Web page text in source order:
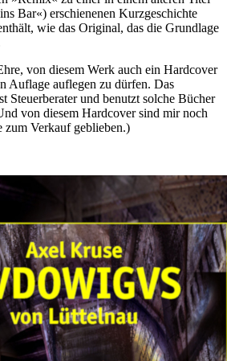
Bar«) erschienenen Kurzgeschichte
wie das Original, das die Grundlage
von diesem Werk auch ein Hardcover
Auflage auflegen zu dürfen. Das
Steuerberater und benutzt solche Bücher
von diesem Hardcover sind mir noch
zum Verkauf geblieben.)